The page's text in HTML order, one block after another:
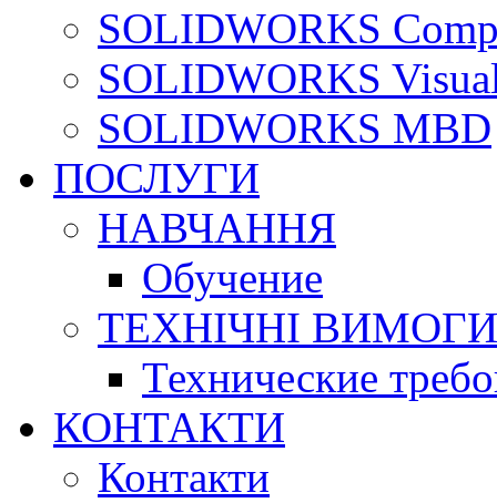
SOLIDWORKS
SOLIDWORKS
SOLIDWORKS MBD
ПОСЛУГИ
НАВЧАННЯ
Обучение
ТЕХНІЧНІ ВИМОГИ
Технические
КОНТАКТИ
Контакти